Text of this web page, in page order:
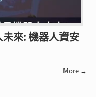
來: 機器人資安
More →